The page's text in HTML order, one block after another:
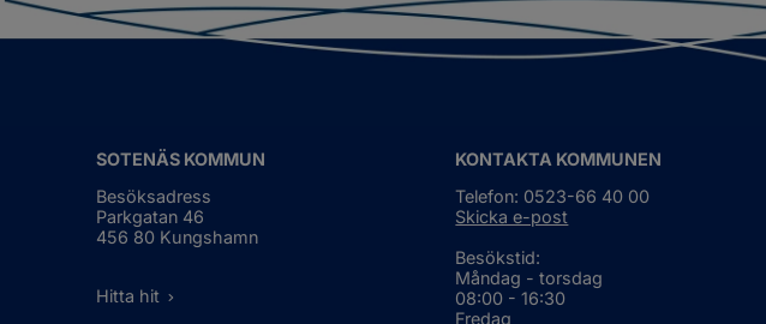
SOTENÄS KOMMUN
Besöksadress
Parkgatan 46
456 80 Kungshamn
Hitta hit
KONTAKTA KOMMUNEN
Telefon: 0523-66 40 00
Skicka e-post
Besökstid:
Måndag - torsdag
08:00 - 16:30
Fredag